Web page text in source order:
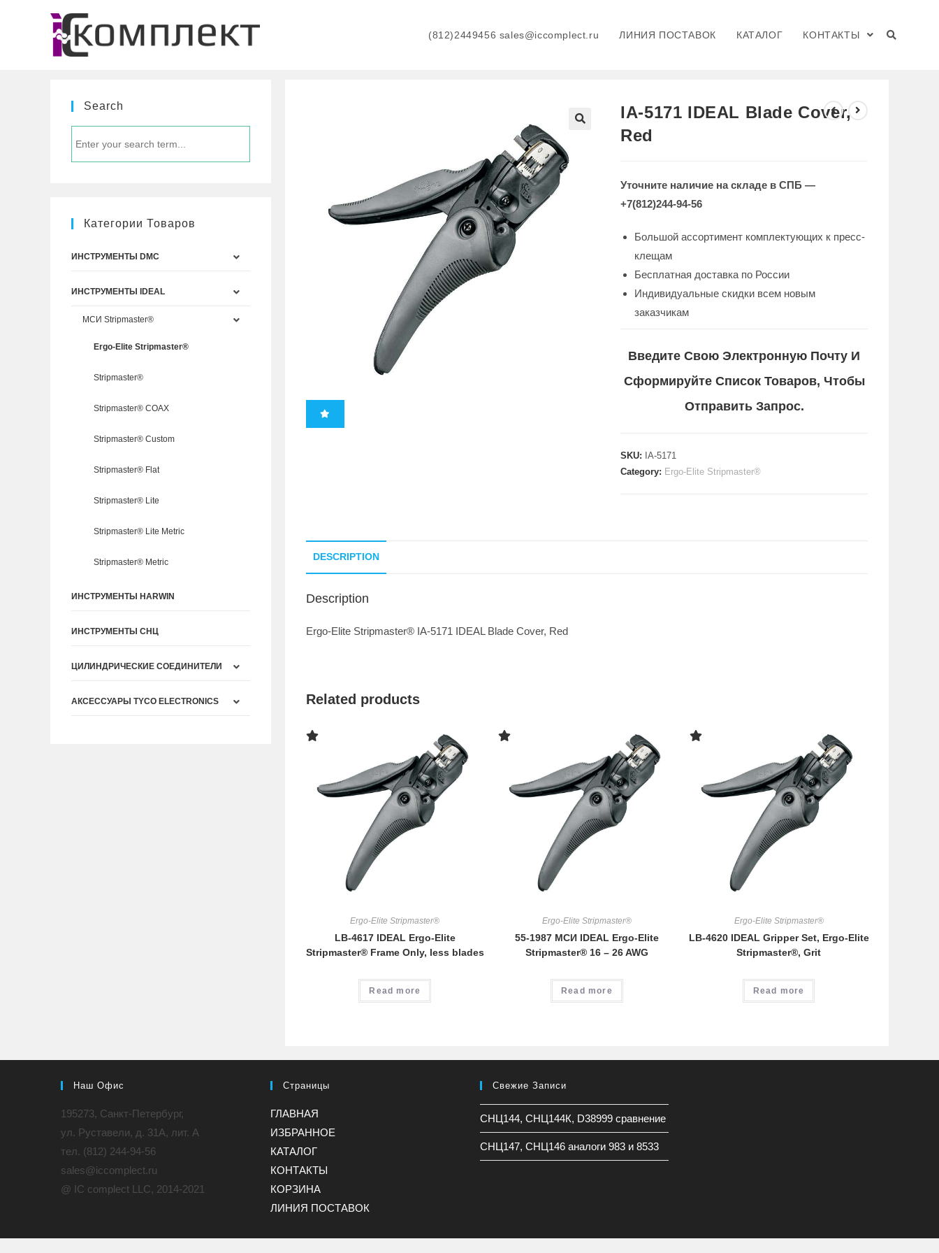
содержимому
(812)2449456 sales@iccomplect.ru ЛИНИЯ ПОСТАВОК КАТАЛОГ КОНТАКТЫ
IA-5171 IDEAL Blade Cover,
Red
Уточните наличие на складе в СПБ —
+7(812)244-94-56
Большой ассортимент комплектующих к пресс-
клещам
Бесплатная доставка по России
Индивидуальные скидки всем новым
заказчикам
Введите Свою Электронную Почту И
Сформируйте Список Товаров, Чтобы
Отправить Запрос.
SKU: IA-5171
Category: Ergo-Elite Stripmaster®
DESCRIPTION
Description
Ergo-Elite Stripmaster® IA-5171 IDEAL Blade Cover, Red
Related products
Ergo-Elite Stripmaster®
LB-4617 IDEAL Ergo-Elite
Stripmaster® Frame Only, less blades
Read more
Ergo-Elite Stripmaster®
55-1987 МСИ IDEAL Ergo-Elite
Stripmaster® 16 – 26 AWG
Read more
Ergo-Elite Stripmaster®
LB-4620 IDEAL Gripper Set, Ergo-Elite
Stripmaster®, Grit
Read more
Search
Категории Товаров
ИНСТРУМЕНТЫ DMC
ИНСТРУМЕНТЫ IDEAL
МСИ Stripmaster®
Ergo-Elite Stripmaster®
Stripmaster®
Stripmaster® COAX
Stripmaster® Custom
Stripmaster® Flat
Stripmaster® Lite
Stripmaster® Lite Metric
Stripmaster® Metric
ИНСТРУМЕНТЫ HARWIN
ИНСТРУМЕНТЫ СНЦ
ЦИЛИНДРИЧЕСКИЕ СОЕДИНИТЕЛИ
АКСЕССУАРЫ TYCO ELECTRONICS
Наш Офис
195273, Санкт-Петербург,
ул. Руставели, д. 31A, лит. А
тел. (812) 244-94-56
sales@iccomplect.ru
@ IC complect LLC, 2014-2021
Страницы
ГЛАВНАЯ
ИЗБРАННОЕ
КАТАЛОГ
КОНТАКТЫ
КОРЗИНА
ЛИНИЯ ПОСТАВОК
Свежие Записи
СНЦ144, СНЦ144К, D38999 сравнение
СНЦ147, СНЦ146 аналоги 983 и 8533